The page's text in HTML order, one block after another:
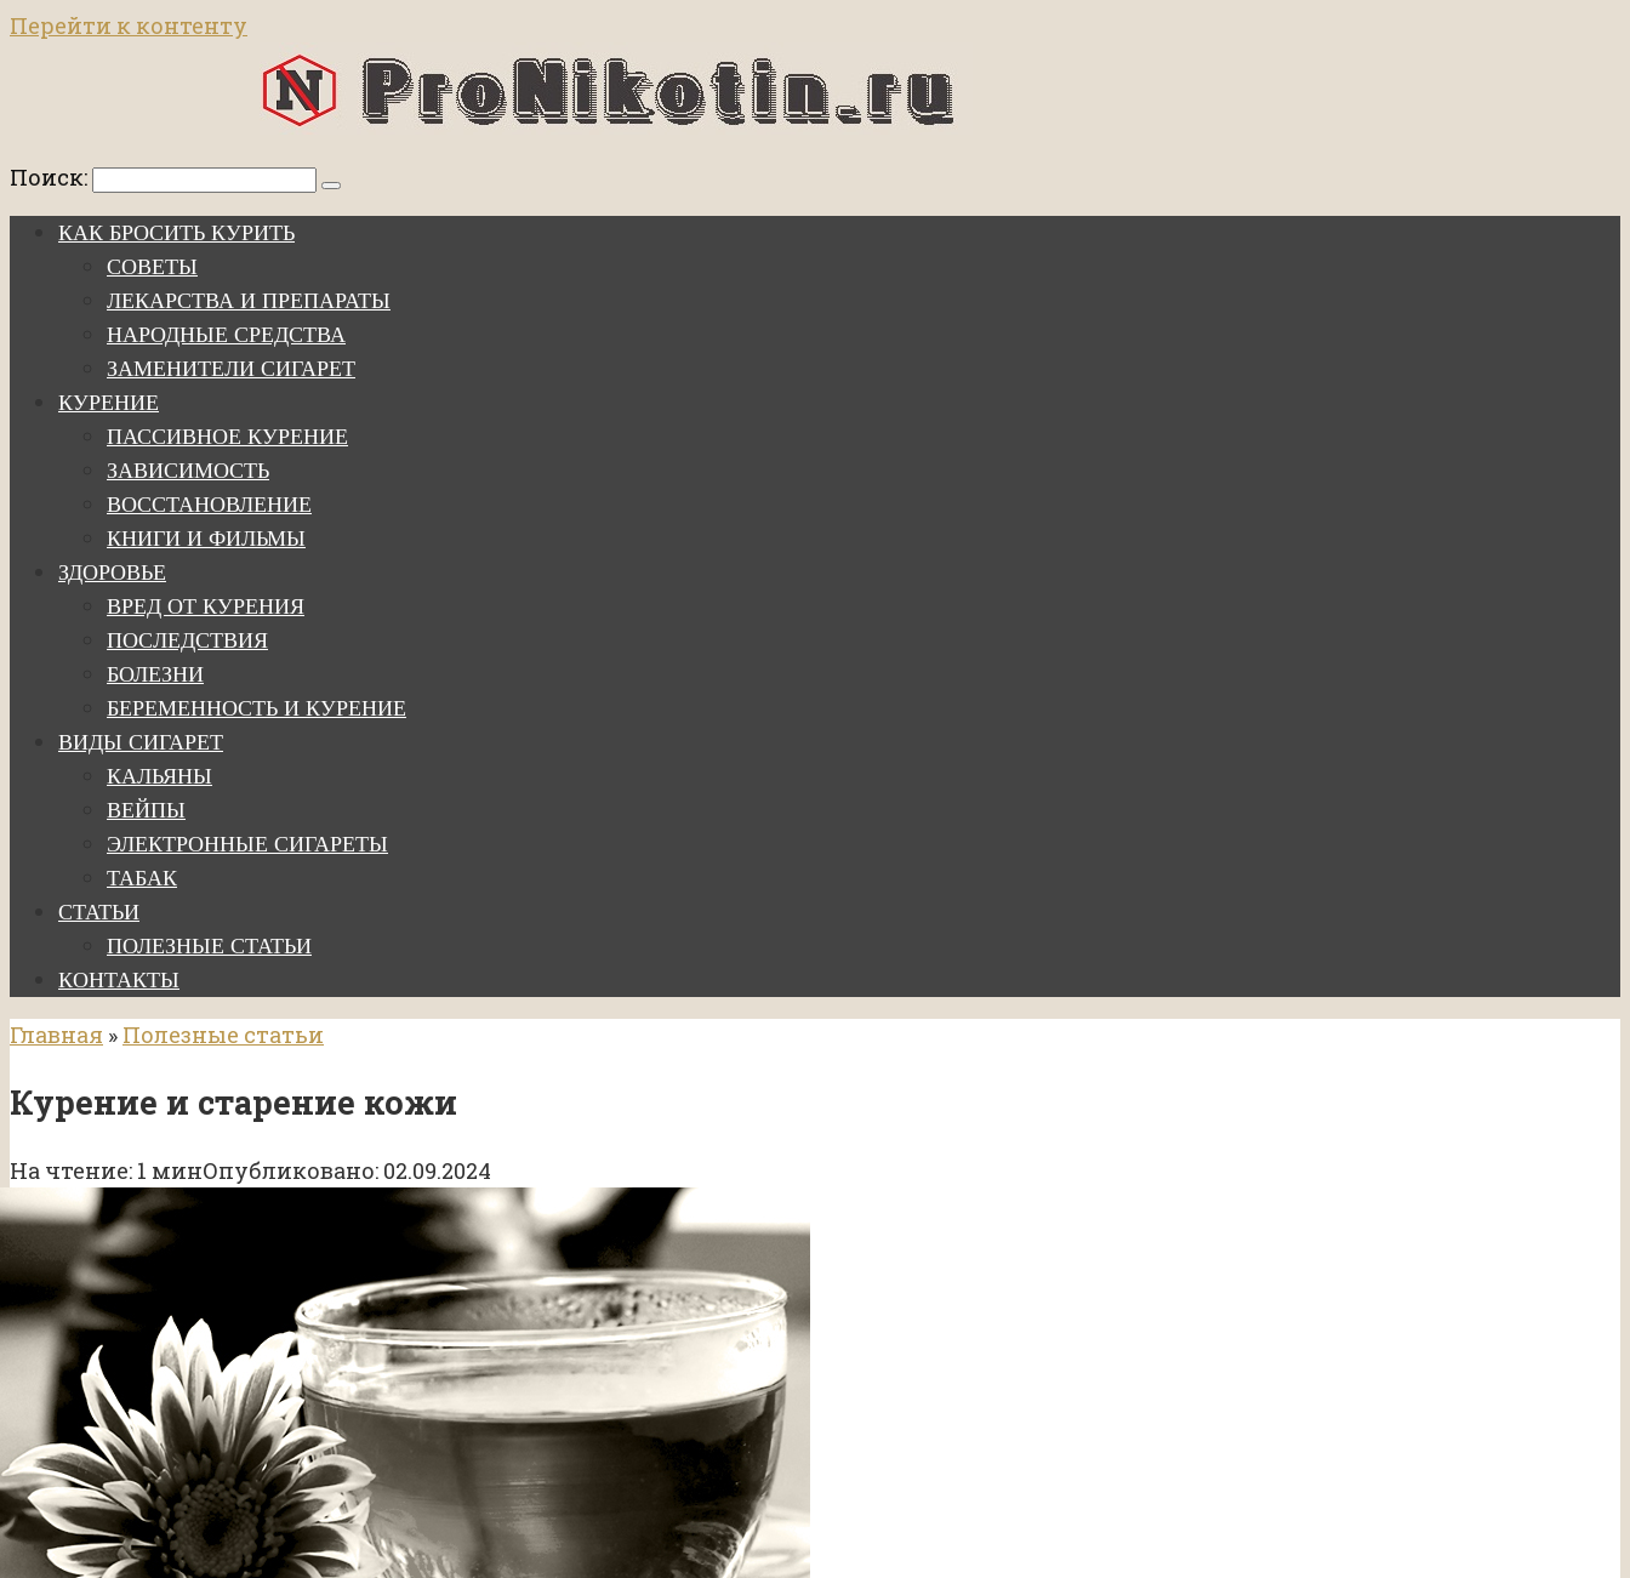
Перейти к контенту
Поиск:
КАК БРОСИТЬ КУРИТЬ
СОВЕТЫ
ЛЕКАРСТВА И ПРЕПАРАТЫ
НАРОДНЫЕ СРЕДСТВА
ЗАМЕНИТЕЛИ СИГАРЕТ
КУРЕНИЕ
ПАССИВНОЕ КУРЕНИЕ
ЗАВИСИМОСТЬ
ВОССТАНОВЛЕНИЕ
КНИГИ И ФИЛЬМЫ
ЗДОРОВЬЕ
ВРЕД ОТ КУРЕНИЯ
ПОСЛЕДСТВИЯ
БОЛЕЗНИ
БЕРЕМЕННОСТЬ И КУРЕНИЕ
ВИДЫ СИГАРЕТ
КАЛЬЯНЫ
ВЕЙПЫ
ЭЛЕКТРОННЫЕ СИГАРЕТЫ
ТАБАК
СТАТЬИ
ПОЛЕЗНЫЕ СТАТЬИ
КОНТАКТЫ
Главная » Полезные статьи
Курение и старение кожи
На чтение: 1 минОпубликовано: 02.09.2024